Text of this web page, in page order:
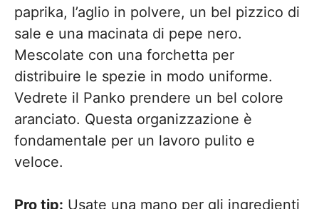
paprika, l’aglio in polvere, un bel pizzico di
sale e una macinata di pepe nero.
Mescolate con una forchetta per
distribuire le spezie in modo uniforme.
Vedrete il Panko prendere un bel colore
aranciato. Questa organizzazione è
fondamentale per un lavoro pulito e
veloce.
Pro tip: Usate una mano per gli ingredienti